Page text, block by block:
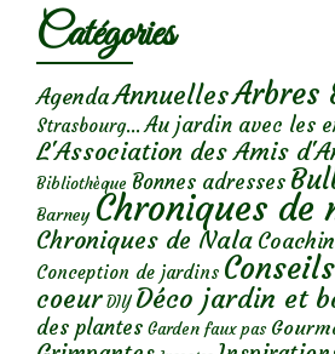
Catégories
AgendaAnnuellesArbres
Strasbourg... Au jardin avec les
L'Association des Amis
Bibliothèque Bonnes adresses
Barney Chroniques de
Chroniques de Nala
Conception de jardins Conseils
coeur DIY Déco jardin et
des plantes Garden faux pas